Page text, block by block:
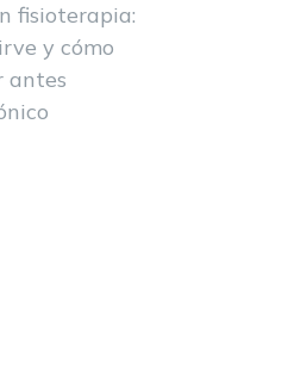
fisioterapia:
y cómo
antes